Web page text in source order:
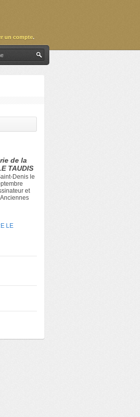
un compte.
de la
TAUDIS
Denis le
et
LE